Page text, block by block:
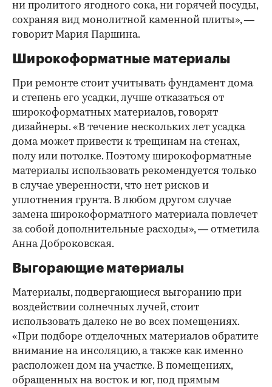
ни пролитого ягодного сока, ни горячей посуды,
сохраняя вид монолитной каменной плиты», —
говорит Мария Паршина.
Широкоформатные материалы
При ремонте стоит учитывать фундамент дома
и степень его усадки, лучше отказаться от
широкоформатных материалов, говорят
дизайнеры. «В течение нескольких лет усадка
дома может привести к трещинам на стенах,
полу или потолке. Поэтому широкоформатные
материалы использовать рекомендуется только
в случае уверенности, что нет рисков и
уплотнения грунта. В любом другом случае
замена широкоформатного материала повлечет
за собой дополнительные расходы», — отметила
Анна Доброковская.
Выгорающие материалы
Материалы, подвергающиеся выгоранию при
воздействии солнечных лучей, стоит
использовать далеко не во всех помещениях.
«При подборе отделочных материалов обратите
внимание на инсоляцию, а также как именно
расположен дом на участке. В помещениях,
обращенных на восток и юг, под прямым